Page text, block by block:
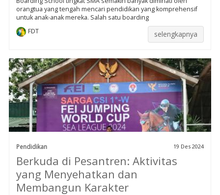
orangtua yang tengah mencari pendidikan yang komprehensif
untuk anak-anak mereka. Salah satu boarding
FDT
selengkapnya
Pendidikan 19 Des 2024
Berkuda di Pesantren: Aktivitas
yang Menyehatkan dan
Membangun Karakter